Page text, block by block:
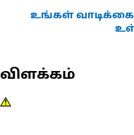
உங்கள்
விளக்கம்